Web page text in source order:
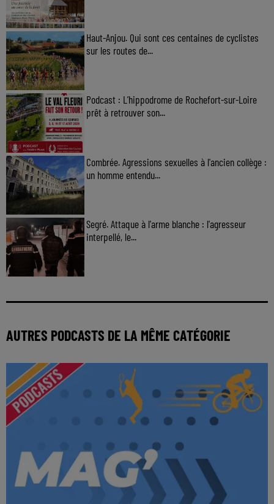
Haut-Anjou. Qui sont ces centaines de cyclistes
sur les routes de...
Podcast : L’hippodrome de Rochefort-sur-Loire
prêt à retrouver son...
Combrée. Agressions sexuelles à l'ancien collège :
un homme entendu...
Segré. Attaque à l'arme blanche : l'agresseur
interpellé, le...
AUTRES PODCASTS DE LA MÊME CATÉGORIE